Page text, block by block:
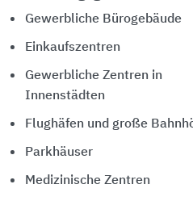
Gewerbliche Bürogebäude
Einkaufszentren
Gewerbliche Zentren in
Innenstädten
Flughäfen und große
Parkhäuser
Medizinische Zentren